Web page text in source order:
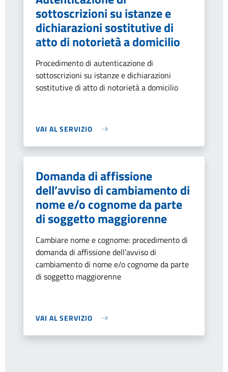
sottoscrizioni su istanze e
dichiarazioni sostitutive di
atto di notorietà a domicilio
Procedimento di autenticazione di
sottoscrizioni su istanze e dichiarazioni
sostitutive di atto di notorietà a domicilio
VAI AL SERVIZIO
Domanda di affissione
dell’avviso di cambiamento di
nome e/o cognome da parte
di soggetto maggiorenne
Cambiare nome e cognome: procedimento di
domanda di affissione dell’avviso di
cambiamento di nome e/o cognome da parte
di soggetto maggiorenne
VAI AL SERVIZIO